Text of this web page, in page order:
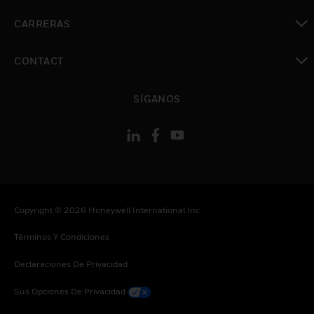
CARRERAS
CONTACT
SÍGANOS
Copyright © 2026 Honeywell International Inc
Términos Y Condiciones
Declaraciones De Privacidad
Sus Opciones De Privacidad